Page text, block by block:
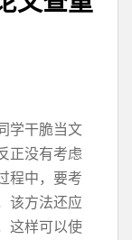
学干脆当文
正没有考虑
程中，要考
该方法还应
这样可以使